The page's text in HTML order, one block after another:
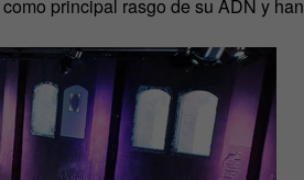
principal rasgo de su ADN y han